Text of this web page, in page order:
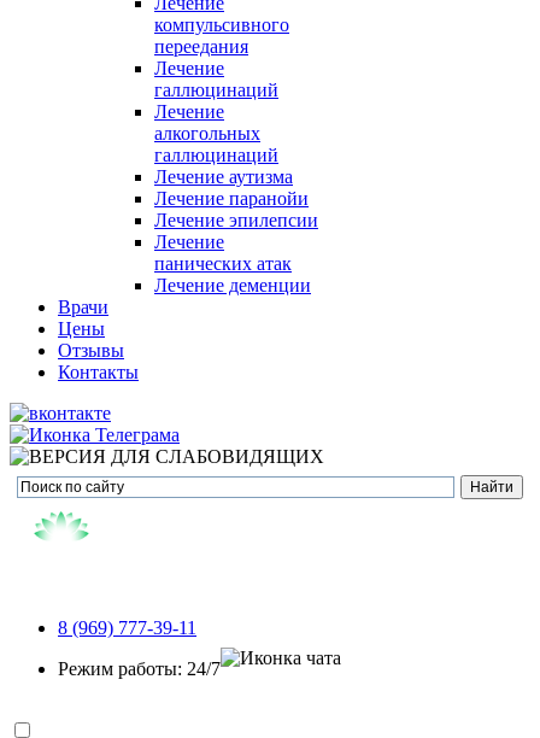
компульсивного
переедания
Лечение
галлюцинаций
Лечение
алкогольных
галлюцинаций
Лечение аутизма
Лечение паранойи
Лечение эпилепсии
Лечение
панических атак
Лечение деменции
Врачи
Цены
Отзывы
Контакты
8 (969) 777-39-11
Режим работы: 24/7